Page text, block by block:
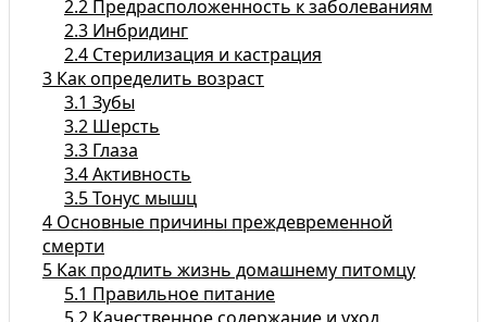
2.2 Предрасположенность к заболеваниям
2.3 Инбридинг
2.4 Стерилизация и кастрация
3 Как определить возраст
3.1 Зубы
3.2 Шерсть
3.3 Глаза
3.4Активность
3.5Тонус мышц
4 Основные причины преждевременной
смерти
5 Как продлить жизнь домашнему питомцу
5.1 Правильное питание